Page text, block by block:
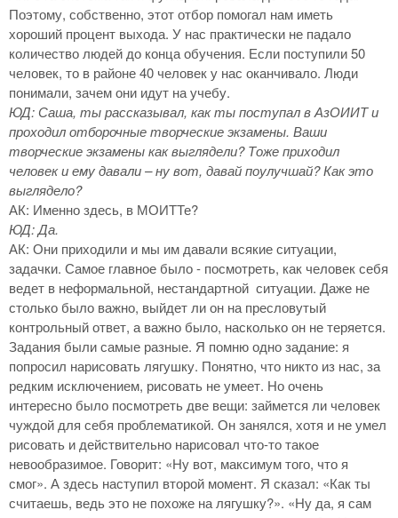
Поэтому, собственно, этот отбор помогал нам иметь
хороший процент выхода. У нас практически не падало
количество людей до конца обучения. Если поступили 50
человек, то в районе 40 человек у нас оканчивало. Люди
понимали, зачем они идут на учебу.
ЮД: Саша, ты рассказывал, как ты поступал в АзОИИТ и
проходил отборочные творческие экзамены. Ваши
творческие экзамены как выглядели? Тоже приходил
человек и ему давали – ну вот, давай поулучшай? Как это
выглядело?
АК: Именно здесь, в МОИТТе?
ЮД: Да.
АК: Они приходили и мы им давали всякие ситуации,
задачки. Самое главное было - посмотреть, как человек себя
ведет в неформальной, нестандартной ситуации. Даже не
столько было важно, выйдет ли он на пресловутый
контрольный ответ, а важно было, насколько он не теряется.
Задания были самые разные. Я помню одно задание: я
попросил нарисовать лягушку. Понятно, что никто из нас, за
редким исключением, рисовать не умеет. Но очень
интересно было посмотреть две вещи: займется ли человек
чуждой для себя проблематикой. Он занялся, хотя и не умел
рисовать и действительно нарисовал что-то такое
невообразимое. Говорит: «Ну вот, максимум того, что я
смог». А здесь наступил второй момент. Я сказал: «Как ты
считаешь, ведь это не похоже на лягушку?». «Ну да, я сам